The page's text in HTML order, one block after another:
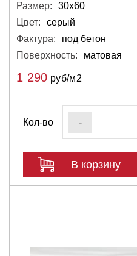
Размер:
30х60
Цвет:
серый
Фактура:
под бетон
Поверхность:
матовая
1 290 руб/м2
Кол-во -
В корзину